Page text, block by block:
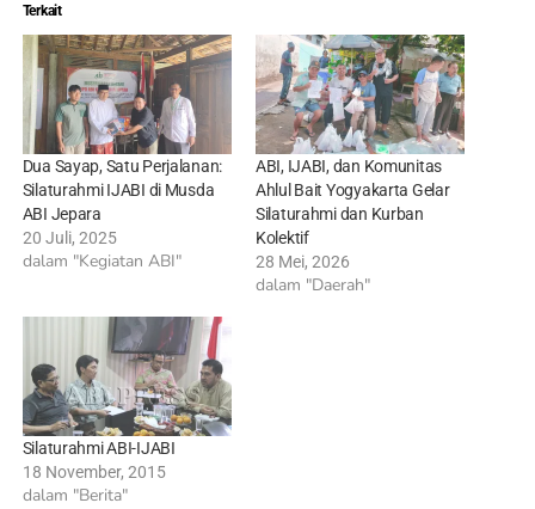
Terkait
Dua Sayap, Satu Perjalanan:
Silaturahmi IJABI di Musda
ABI Jepara
20 Juli, 2025
dalam "Kegiatan ABI"
ABI, IJABI, dan Komunitas
Ahlul Bait Yogyakarta Gelar
Silaturahmi dan Kurban
Kolektif
28 Mei, 2026
dalam "Daerah"
Silaturahmi ABI-IJABI
18 November, 2015
dalam "Berita"